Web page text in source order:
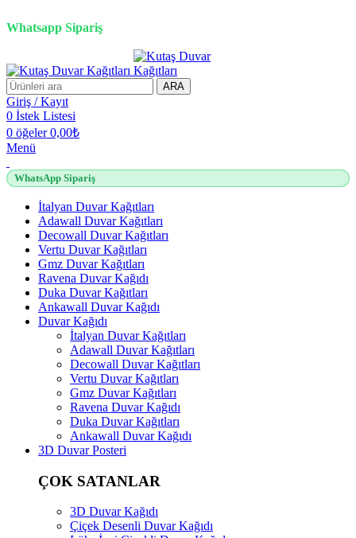
Whatsapp Sipariş
ARA
Giriş / Kayıt
0 İstek Listesi
0 öğeler 0,00₺
Menü
WhatsApp Sipariş
İtalyan Duvar Kağıtları
Adawall Duvar Kağıtları
Decowall Duvar Kağıtları
Vertu Duvar Kağıtları
Gmz Duvar Kağıtları
Ravena Duvar Kağıdı
Duka Duvar Kağıtları
Ankawall Duvar Kağıdı
Duvar Kağıdı
İtalyan Duvar Kağıtları
Adawall Duvar Kağıtları
Decowall Duvar Kağıtları
Vertu Duvar Kağıtları
Gmz Duvar Kağıtları
Ravena Duvar Kağıdı
Duka Duvar Kağıtları
Ankawall Duvar Kağıdı
3D Duvar Posteri
ÇOK SATANLAR
3D Duvar Kağıdı
Çiçek Desenli Duvar Kağıdı